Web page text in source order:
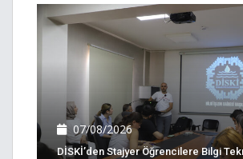
07/08/2026
DİSKİ’den Stajyer Öğrencilere Bilgi